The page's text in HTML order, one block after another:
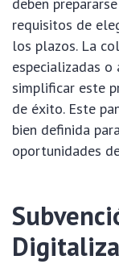
requisitos de
los plazos. La
especializadas o
simplificar este
de éxito. Este
bien definida
oportunidades